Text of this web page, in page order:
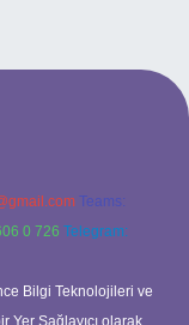
Teams:
0 726 Telegram:
Bilgi Teknolojileri ve
Yer Sağlayıcı olarak